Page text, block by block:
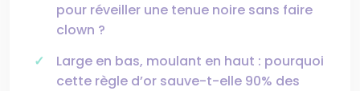
pour réveiller une tenue noire sans faire
clown ?
Large en bas, moulant en haut : pourquoi
cette règle d’or sauve-t-elle 90% des